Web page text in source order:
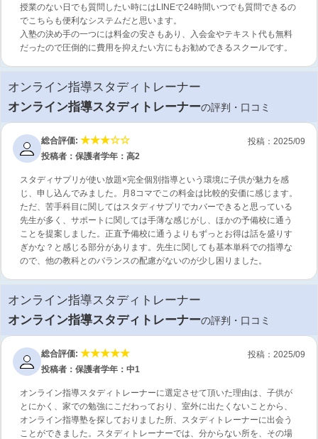
授業のない日でも質問したい時にはLINEで24時間いつでも質問できるの
でこちらも便利なシステムだと思います。
入塾の決め手の一つには料金の安さもあり、入会金やテキスト代も無料
だったので圧倒的に費用を抑えたい方にもお勧めできるスクールです。
オンライン指導スタディトレーナー
オンライン指導スタディトレーナーの評判・口コミ
投稿：2025/09
総合評価:
投稿者：保護者学年：高2
スタディサプリが使い放題×完全個別指導という環境に子供が魅力を感
じ、申し込んでみました。月8コマでこの料金は比較的安価に感じます。
ただ、苦手科目に関してはスタディサプリでカバーできると思っている
先生が多く、サポートに関しては手薄な感じがし、ほかの予備校に通う
ことを提案しました。正直予備校に通うよりもずっとお得は話を盛りす
ぎかな？と感じる部分があります。先生に関しても基本単科での指導な
ので、他の教科とのバランスの配慮がないのが少し困りました。
オンライン指導スタディトレーナー
オンライン指導スタディトレーナーの評判・口コミ
投稿：2025/09
総合評価:
投稿者：保護者学年：中1
オンライン指導スタディトレーナーに選定させて頂いた理由は、子供が
とにかく、家での勉強にこだわっており、室外に出たくないことから、
オンライン指導塾を探しておりました所、スタディトレーナーに出会う
ことができました。スタディトレーナーでは、分からない所を、その場